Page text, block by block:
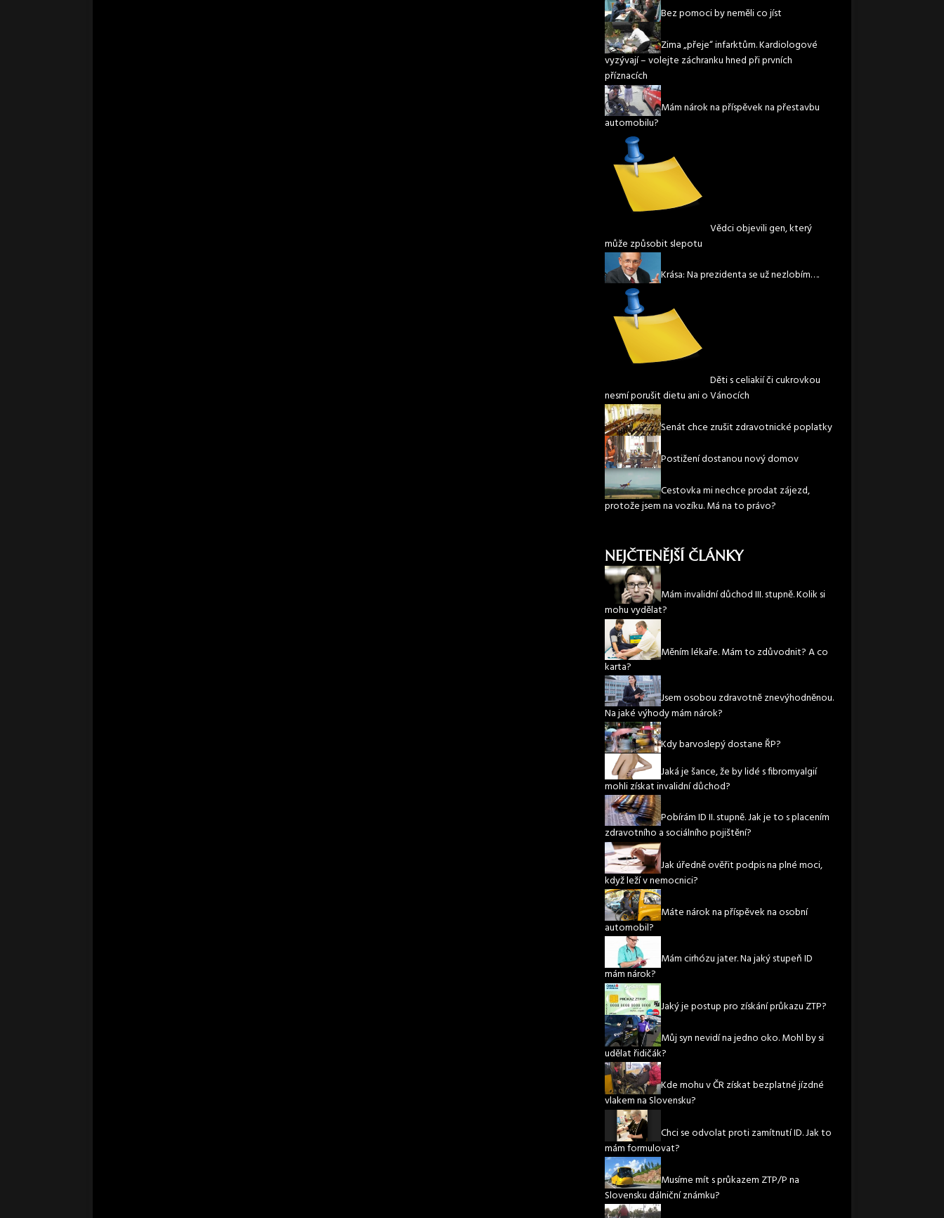
Bez pomoci by neměli co jíst
Zima „přeje“ infarktům. Kardiologové
vyzývají – volejte záchranku hned při prvních
příznacích
Mám nárok na příspěvek na přestavbu
automobilu?
Vědci objevili gen, který
může způsobit slepotu
Krása: Na prezidenta se už nezlobím….
Děti s celiakií či cukrovkou
nesmí porušit dietu ani o Vánocích
Senát chce zrušit zdravotnické poplatky
Postižení dostanou nový domov
Cestovka mi nechce prodat zájezd,
protože jsem na vozíku. Má na to právo?
NEJČTENĚJŠÍ ČLÁNKY
Mám invalidní důchod III. stupně. Kolik si
mohu vydělat?
Měním lékaře. Mám to zdůvodnit? A co
karta?
Jsem osobou zdravotně znevýhodněnou.
Na jaké výhody mám nárok?
Kdy barvoslepý dostane ŘP?
Jaká je šance, že by lidé s fibromyalgií
mohli získat invalidní důchod?
Pobírám ID II. stupně. Jak je to s placením
zdravotního a sociálního pojištění?
Jak úředně ověřit podpis na plné moci,
když leží v nemocnici?
Máte nárok na příspěvek na osobní
automobil?
Mám cirhózu jater. Na jaký stupeň ID
mám nárok?
Jaký je postup pro získání průkazu ZTP?
Můj syn nevidí na jedno oko. Mohl by si
udělat řidičák?
Kde mohu v ČR získat bezplatné jízdné
vlakem na Slovensku?
Chci se odvolat proti zamítnutí ID. Jak to
mám formulovat?
Musíme mít s průkazem ZTP/P na
Slovensku dálniční známku?